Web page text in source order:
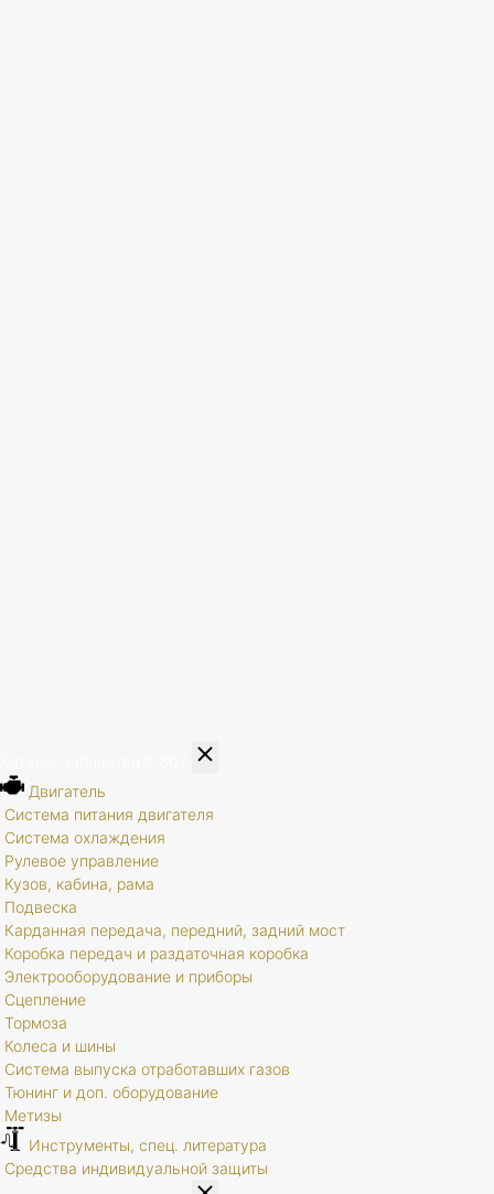
Двигатель
Система питания двигателя
Система охлаждения
Рулевое управление
Кузов, кабина, рама
Подвеска
Карданная передача, передний, задний мост
Коробка передач и раздаточная коробка
Электрооборудование и приборы
Сцепление
Тормоза
Колеса и шины
Система выпуска отработавших газов
Тюнинг и доп. оборудование
Метизы
Инструменты, спец. литература
Средства индивидуальной защиты